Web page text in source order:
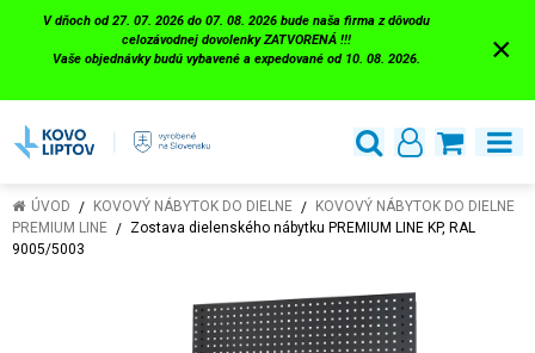
V dňoch od 27. 07. 2026 do 07. 08. 2026 bude naša firma z dôvodu
celozávodnej dovolenky ZATVORENÁ !!!
Vaše objednávky budú vybavené a expedované od 10. 08. 2026.
×
ÚVOD KOVOVÝ NÁBYTOK DO DIELNE
KOVOVÝ NÁBYTOK DO DIELNE
PREMIUM LINE
Zostava dielenského nábytku PREMIUM LINE KP, RAL
9005/5003